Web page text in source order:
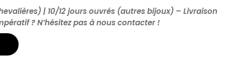
| 10/12 jours ouvrés (autres bijoux) – Livraison
? N’hésitez pas à nous contacter !